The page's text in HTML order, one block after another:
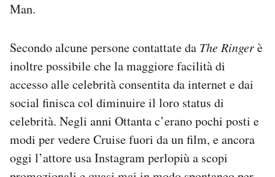
Man.
Secondo alcune persone contattate da The Ringerè
inoltre possibile che la maggiore facilità di
accesso alle celebrità consentita da internet e dai
social finisca col diminuire il loro status di
celebrità. Negli anni Ottanta c’erano pochi posti e
modi per vedere Cruise fuori da un film, e ancora
oggi l’attore usa Instagram perlopiù a scopi